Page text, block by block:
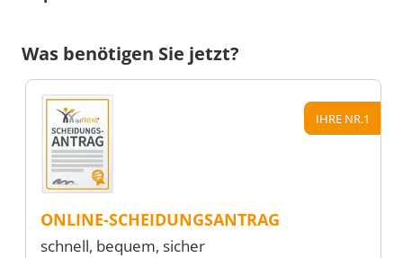
Was benötigen Sie jetzt?
IHRE NR.1
ONLINE-SCHEIDUNGSANTRAG
schnell, bequem, sicher